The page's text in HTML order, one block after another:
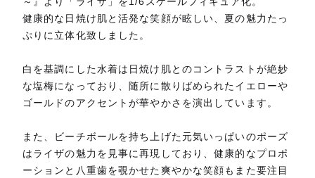
健康的な日焼け肌と活発な笑顔が眩しい、夏の魅力たっ
ぷりに立体化致しました。
白を基調にした水着は日焼け肌とのコントラストが絶妙
な塩梅になっており、随所に散りばめられたイエローや
ゴールドのアクセントが華やかさを演出しています。
また、ビーチボールを持ち上げた元気いっぱいのポーズ
はライザの魅力を見事に再現しており、健康的なプロポ
ーションと八重歯を覗かせた爽やかな笑顔もまた要注目